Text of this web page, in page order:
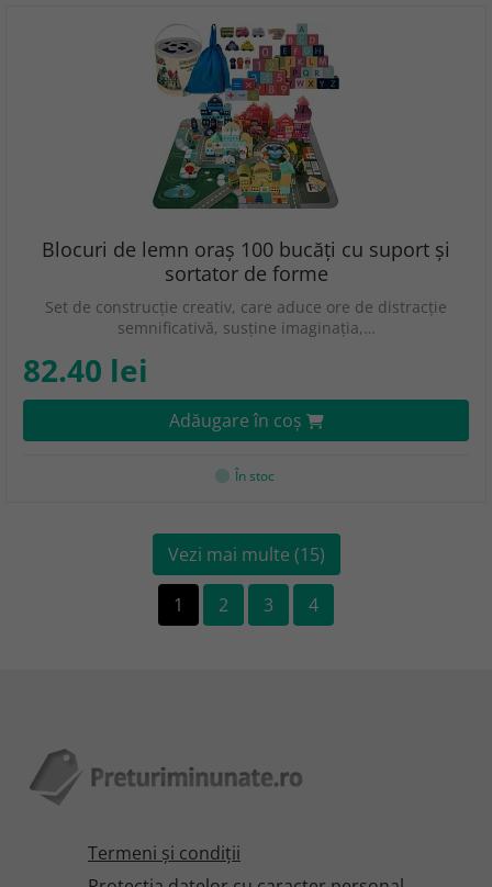
Blocuri de lemn oraș 100 bucăți cu suport și
sortator de forme
Set de construcție creativ, care aduce ore de distracție
semnificativă, susține imaginația,…
82.40 lei
Adăugare în coş
În stoc
Vezi mai multe (15)
1 2 3 4
Termeni şi condiţii